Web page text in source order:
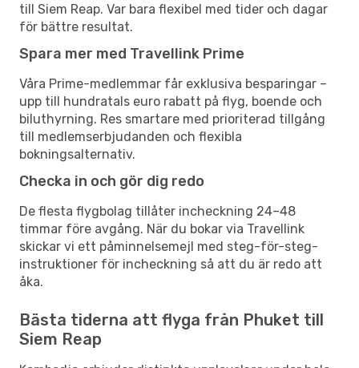
till Siem Reap. Var bara flexibel med tider och dagar
för bättre resultat.
Spara mer med Travellink Prime
Våra Prime-medlemmar får exklusiva besparingar –
upp till hundratals euro rabatt på flyg, boende och
biluthyrning. Res smartare med prioriterad tillgång
till medlemserbjudanden och flexibla
bokningsalternativ.
Checka in och gör dig redo
De flesta flygbolag tillåter incheckning 24–48
timmar före avgång. När du bokar via Travellink
skickar vi ett påminnelsemejl med steg-för-steg-
instruktioner för incheckning så att du är redo att
åka.
Bästa tiderna att flyga från Phuket till
Siem Reap